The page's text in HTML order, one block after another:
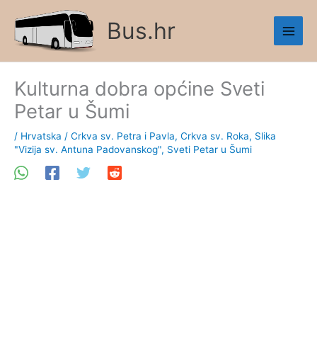
content
Bus.hr
Kulturna dobra općine Sveti
Petar u Šumi
/ Hrvatska / Crkva sv. Petra i Pavla, Crkva sv. Roka, Slika
"Vizija sv. Antuna Padovanskog", Sveti Petar u Šumi